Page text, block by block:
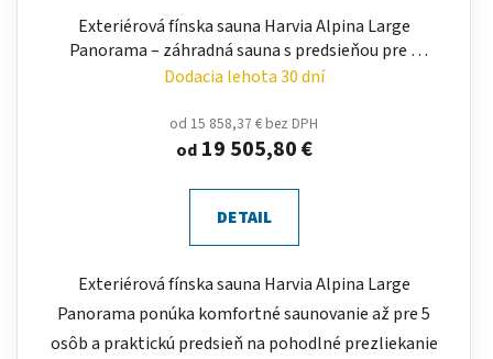
Exteriérová fínska sauna Harvia Alpina Large
Panorama – záhradná sauna s predsieňou pre 5
osôb
Dodacia lehota 30 dní
od 15 858,37 € bez DPH
od19 505,80 €
DETAIL
Exteriérová fínska sauna Harvia Alpina Large
Panorama ponúka komfortné saunovanie až pre 5
osôb a praktickú predsieň na pohodlné prezliekanie